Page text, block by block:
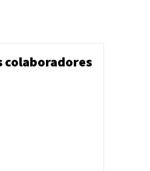
colaboradores